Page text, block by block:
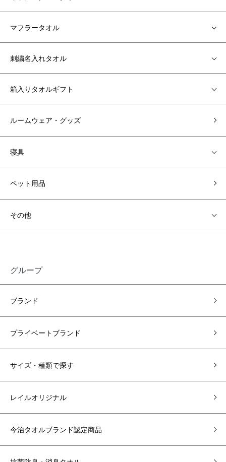
マフラータオル
刺繍名入れタオル
箱入りタオルギフト
ルームウェア・グッズ
寝具
ペット用品
その他
グループ
ブランド
プライベートブランド
サイズ・種類で探す
レイルオリジナル
今治タオルブランド認定商品